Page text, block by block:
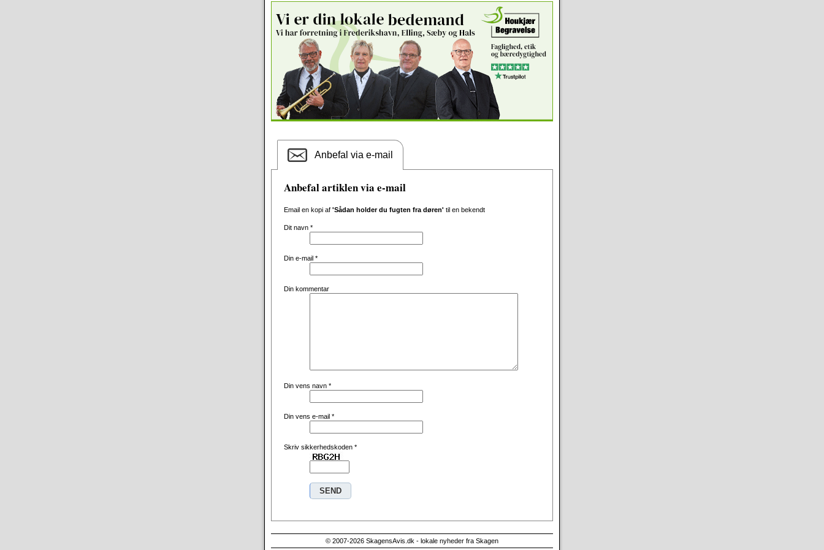
Anbefal via e-mail
Anbefal artiklen via e-mail
Email en kopi af 'Sådan holder du fugten fra døren' til en bekendt
Dit navn *
Din e-mail *
Din kommentar
Din vens navn *
Din vens e-mail *
Skriv sikkerhedskoden *
© 2007-2026 SkagensAvis.dk - lokale nyheder fra Skagen